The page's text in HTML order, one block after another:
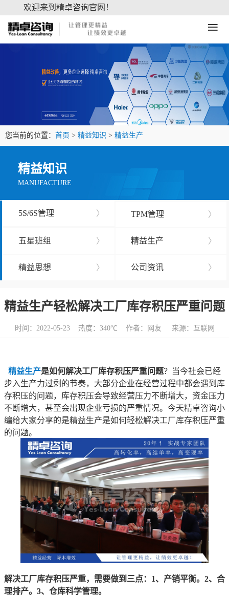
欢迎来到精卓咨询官网！
≡
您当前的位置： 首页 > 精益知识 > 精益生产
精益知识
MANUFACTURE
5S/6S管理 〉 TPM管理 〉
五星班组 〉 精益生产 〉
精益思想 〉 公司资讯 〉
精益生产轻松解决工厂库存积压严重问题
时间：2022-05-23 热度： 340℃ 作者：网友 来源：互联网
精益生产是如何解决工厂库存积压严重问题？当今社会已经
步入生产力过剩的节奏，大部分企业在经营过程中都会遇到库
存积压的问题，库存积压会导致经营压力不断增大，资金压力
不断增大，甚至会出现企业亏损的严重情况。今天精卓咨询小
编给大家分享的是精益生产是如何轻松解决工厂库存积压严重
的问题。
解决工厂库存积压严重，需要做到三点：1、产销平衡。2、合
理排产。3、仓库科学管理。